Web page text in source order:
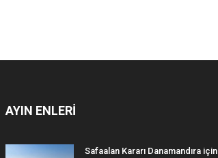
AYIN ENLERİ
Safaalan Kararı Danamandıra için